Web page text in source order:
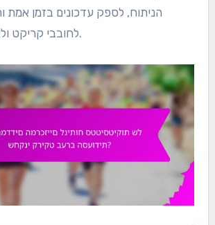
הניתוח, לספק עדכונים בזמן אמת
לחובבי קריקט ולאנליסטים כאחד.